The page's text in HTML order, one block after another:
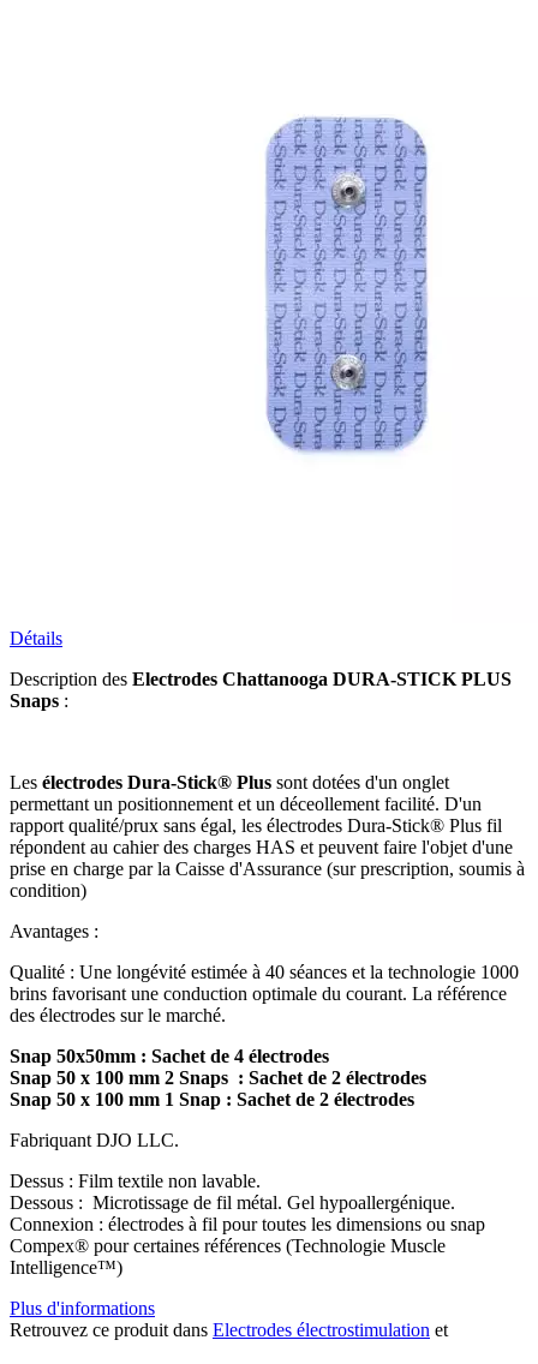
Détails
Description des Electrodes Chattanooga DURA-STICK PLUS
Snaps :
Les électrodes Dura-Stick® Plus sont dotées d'un onglet
permettant un positionnement et un déceollement facilité. D'un
rapport qualité/prux sans égal, les électrodes Dura-Stick® Plus fil
répondent au cahier des charges HAS et peuvent faire l'objet d'une
prise en charge par la Caisse d'Assurance (sur prescription, soumis à
condition)
Avantages :
Qualité : Une longévité estimée à 40 séances et la technologie 1000
brins favorisant une conduction optimale du courant. La référence
des électrodes sur le marché.
Snap 50x50mm : Sachet de 4 électrodes
Snap 50 x 100 mm 2 Snaps : Sachet de 2 électrodes
Snap 50 x 100 mm 1 Snap : Sachet de 2 électrodes
Fabriquant DJO LLC.
Dessus : Film textile non lavable.
Dessous : Microtissage de fil métal. Gel hypoallergénique.
Connexion : électrodes à fil pour toutes les dimensions ou snap
Compex® pour certaines références (Technologie Muscle
Intelligence™)
Plus d'informations
Retrouvez ce produit dans Electrodes électrostimulation et